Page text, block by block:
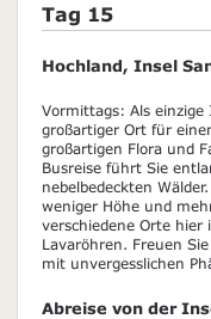
Tag 15
Hochland, Insel
Vormittags: Als einzige
großartiger Ort für
großartigen Flora und
Busreise führt Sie
nebelbedeckten
weniger Höhe und
verschiedene Orte hier
Lavaröhren. Freuen
mit unvergesslichen
Abreise von der